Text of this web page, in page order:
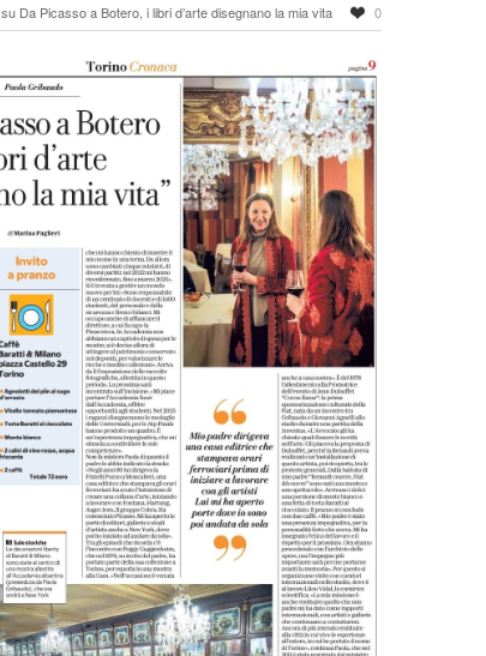
su Da Picasso a Botero, i libri d’arte disegnano la mia vita 0